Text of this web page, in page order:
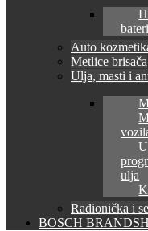
Auto
Metlice brisača
Ulja, masti i
ulja
Radionička i
BOSCH